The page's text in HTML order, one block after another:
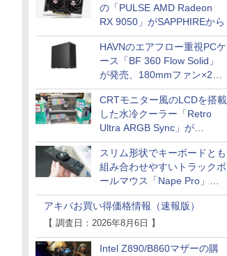
の「PULSE AMD Radeon
RX 9050」がSAPPHIREから
HAVNのエアフロー重視PCケ
ース「BF 360 Flow Solid」
が発売、180mmファン×2搭
載
CRTモニター風のLCDを搭載
した水冷クーラー「Retro
Ultra ARGB Sync」が
Thermaltakeから
スリム形状でキーボードとも
組み合わせやすいトラックボ
ールマウス「Nape Pro」が
Keychronから
アキバお買い得価格情報（速報版）
【 調査日：2026年8月6日 】
Intel Z890/B860マザーの購